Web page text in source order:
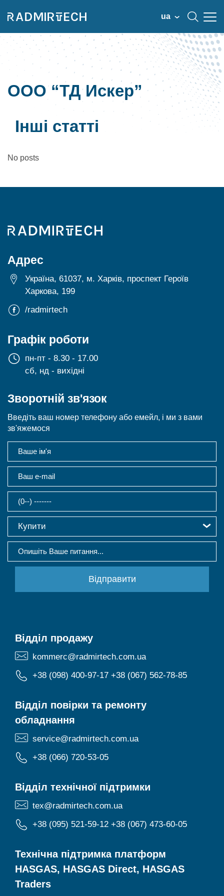
ua
ООО “ТД Искер”
Інші статті
No posts
Адрес
Україна, 61037, м. Харків, проспект Героїв
Харкова, 199
/radmirtech
Графік роботи
пн-пт - 8.30 - 17.00
сб, нд - вихідні
Зворотній зв'язок
Введіть ваш номер телефону або емейл, і ми з вами
зв'яжемося
Купити
Відділ продажу
kommerc@radmirtech.com.ua
+38 (098) 400-97-17 +38 (067) 562-78-85
Відділ повірки та ремонту
обладнання
service@radmirtech.com.ua
+38 (066) 720-53-05
Відділ технічної підтримки
tex@radmirtech.com.ua
+38 (095) 521-59-12 +38 (067) 473-60-05
Технічна підтримка платформ
HASGAS, HASGAS Direct, HASGAS
Traders